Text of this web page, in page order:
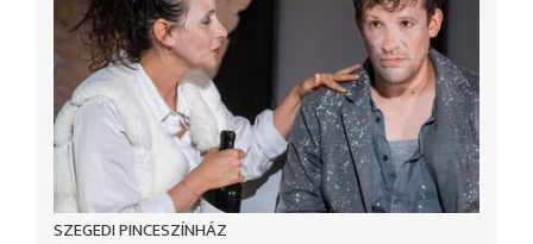
SZEGEDI PINCESZÍNHÁZ